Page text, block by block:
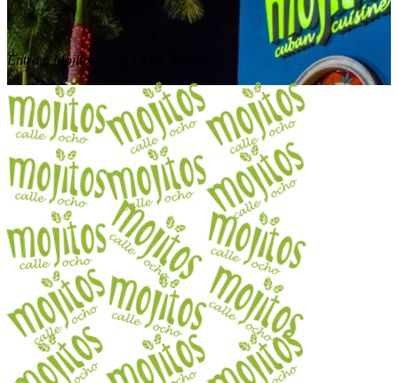
Nuestro Espacio.
Entra a Mojitos